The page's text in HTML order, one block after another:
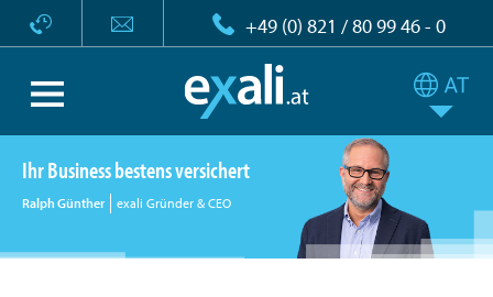
+49 (0) 821 / 80 99 46 - 0
Ihr Business bestens versichert
Ralph Günther exali Gründer & CEO